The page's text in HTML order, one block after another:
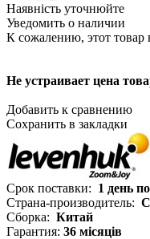
Наявність уточнюйте
Уведомить о наличии
К сожалению, этот товар
Не устраивает цена
Добавить к сравнению
Сохранить в закладки
Срок поставки: 1 день
Страна-производитель:
Сборка: Китай
Гарантия: 36 місяців